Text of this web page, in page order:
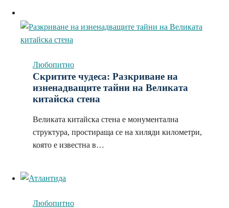
Любопитно
Скритите чудеса: Разкриване на
изненадващите тайни на Великата
китайска стена
Великата китайска стена е монументална
структура, простираща се на хиляди километри,
която е известна в…
Любопитно